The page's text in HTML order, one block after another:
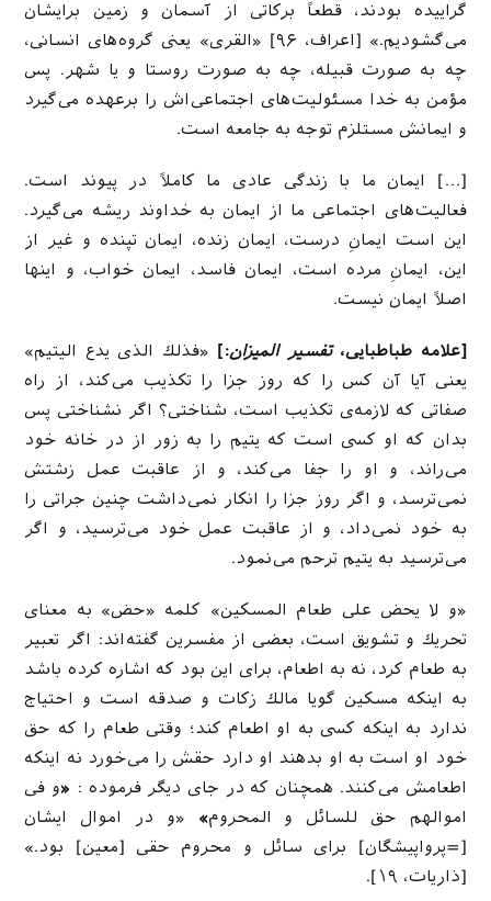
گراییده بودند، قطعاً بركاتى از آسمان و زمین برایشان
مى‌گشودیم.» [اعراف، ۹۶] «القری» یعنی گروه‌های انسانی،
چه به صورت قبیله، چه به صورت روستا و یا شهر. پس
مؤمن به خدا مسئولیت‌های اجتماعی‌اش را برعهده می‌گیرد
و ایمانش مستلزم توجه به جامعه است.
[…] ایمان ما با زندگی عادی ما کاملاً در پیوند است.
فعالیت‌های اجتماعی ما از ایمان به خداوند ریشه می‌گیرد.
این است ایمانِ درست، ایمان زنده، ایمان تپنده و غیر از
این، ایمانِ مرده است، ایمان فاسد، ایمان خواب، و اینها
اصلاً ایمان نیست.
[علامه طباطبایی،تفسیر المیزان:]
«فذلك الذى یدع الیتیم»
یعنى آیا آن كس را كه روز جزا را تكذیب مى‌كند، از راه
صفاتى كه لازمه‌ی تكذیب است، شناختى؟ اگر نشناختى پس
بدان كه او كسى است كه یتیم را به زور از در خانه خود
مى‌راند، و او را جفا مى‌كند، و از عاقبت عمل زشتش
نمى‌ترسد، و اگر روز جزا را انكار نمى‌داشت چنین جراتى را
به خود نمى‌داد، و از عاقبت عمل خود مى‌ترسید، و اگر
مى‌ترسید به یتیم ترحم مى‌نمود.
«و لا یحض على طعام المسكین» كلمه «حض» به معناى
تحریك و تشویق است، بعضى از مفسرین گفته‌اند: اگر تعبیر
به طعام كرد، نه به اطعام، براى این بود كه اشاره كرده باشد
به اینكه مسكین گویا مالك زكات و صدقه است و احتیاج
ندارد به اینكه كسى به او اطعام كند؛ وقتى طعام را كه حق
خود او است به او بدهند او دارد حقش را مى‌خورد نه اینکه
اطعامش می‌کنند. همچنان كه در جاى دیگر فرموده : «و فى
اموالهم حق للسائل و المحروم» «و در اموال ایشان
[=پرواپیشگان] براى سائل و محروم حقى [معین‌] بود.»
[ذاریات، ۱۹].